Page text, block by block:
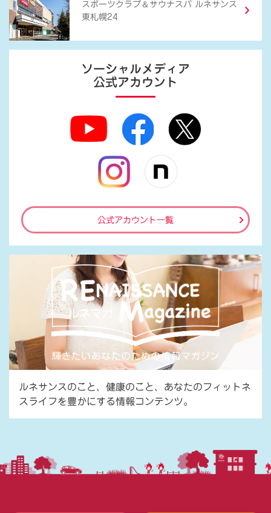
スポーツクラブ ＆ サウナスパ ルネサンス
東札幌24
ソーシャルメディア
公式アカウント
公式アカウント一覧
ルネサンスのこと、健康のこと、あなたのフィットネ
スライフを豊かにする情報コンテンツ。